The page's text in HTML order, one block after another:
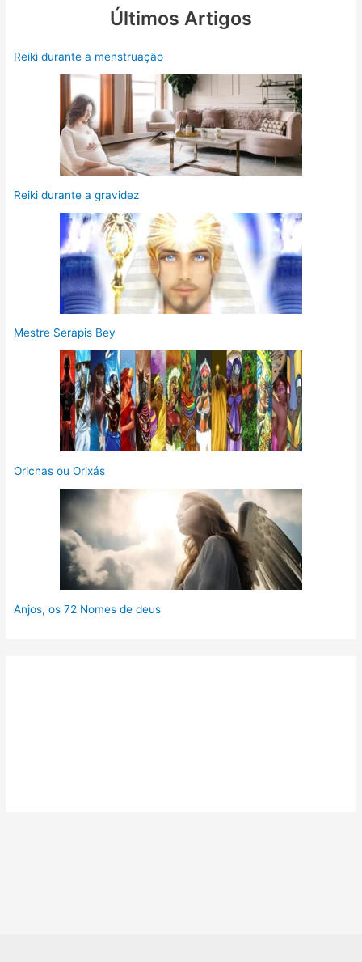
Últimos Artigos
Reiki durante a menstruação
Reiki durante a gravidez
Mestre Serapis Bey
Orichas ou Orixás
Anjos, os 72 Nomes de deus